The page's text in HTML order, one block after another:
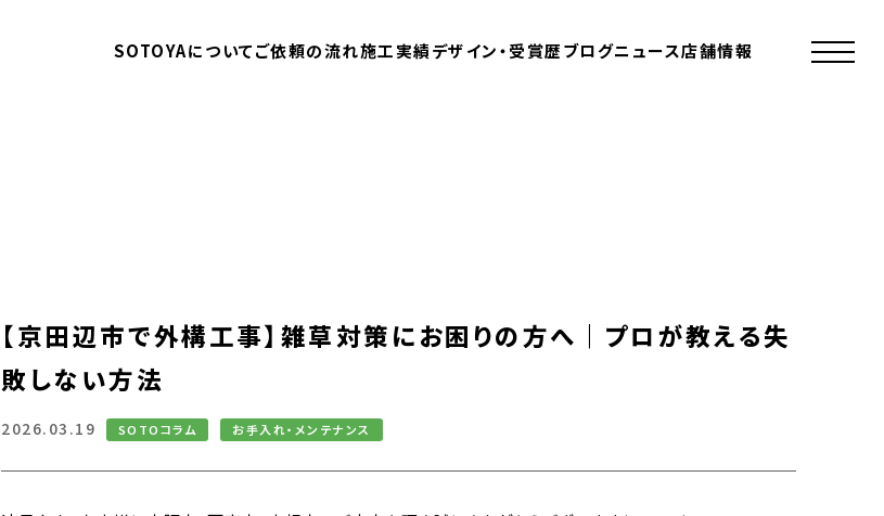
SOTOYAについてご依頼の流れ施工実績デザイン・受賞歴ブログニュース店舗情報
【京田辺市で外構工事】雑草対策にお困りの方へ｜プロが教える失
敗しない方法
2026.03.19 SOTOコラム お手入れ・メンテナンス